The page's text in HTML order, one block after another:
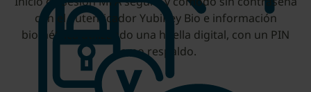
con el autenticador YubiKey Bio e información
biométrica utilizando una huella digital, con un PIN
como respaldo.